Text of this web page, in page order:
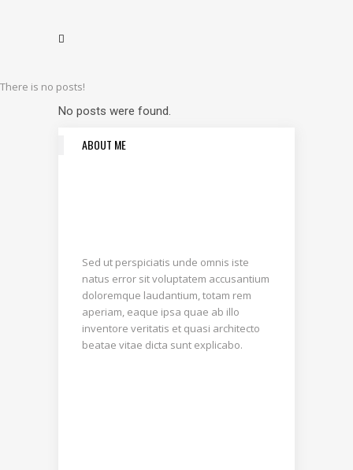
There is no posts!
No posts were found.
ABOUT ME
Sed ut perspiciatis unde omnis iste
natus error sit voluptatem accusantium
doloremque laudantium, totam rem
aperiam, eaque ipsa quae ab illo
inventore veritatis et quasi architecto
beatae vitae dicta sunt explicabo.